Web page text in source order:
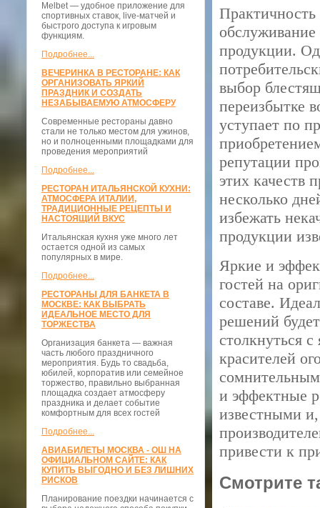
Melbet — удобное приложение для
спортивных ставок, live-матчей и
быстрого доступа к игровым
функциям.
Подробнее...
ВЕЧЕРИНКА В РЕСТОРАНЕ: КАК
ОРГАНИЗОВАТЬ ЯРКИЙ
ПРАЗДНИК И СОЗДАТЬ
НЕЗАБЫВАЕМУЮ АТМОСФЕРУ
Современные рестораны давно
стали не только местом для ужинов,
но и полноценными площадками для
проведения мероприятий
Подробнее...
РЕСТОРАН ИТАЛЬЯНСКОЙ КУХНИ:
АТМОСФЕРА ИТАЛИИ,
ТРАДИЦИОННЫЕ РЕЦЕПТЫ И
НАСТОЯЩИЙ ВКУС
Итальянская кухня уже много лет
остается одной из самых
популярных в мире.
Подробнее...
РЕСТОРАНЫ ДЛЯ БАНКЕТА В
МОСКВЕ: КАК ВЫБРАТЬ
ИДЕАЛЬНОЕ МЕСТО ДЛЯ
ТОРЖЕСТВА
Организация банкета — важная
часть любого праздничного
мероприятия. Будь то свадьба,
юбилей, корпоратив или семейное
торжество, правильно выбранная
площадка создает атмосферу
праздника и делает событие
комфортным для всех гостей
Подробнее...
АВИАБИЛЕТЫ МОСКВА - ОШ НА
ОФИЦИАЛЬНОМ САЙТЕ: КАК
КУПИТЬ ВЫГОДНО И БЕЗ ЛИШНИХ
РИСКОВ
Планирование поездки начинается с
Практичность
продукции.
выбор
переизбытке
уступает по
репутации
этих качеств
несколько
избежать
продукции
Яркие и
гостей на
составе.
решений
столкнуться
красителей
и эффектные
известными
привести к
Смотрите